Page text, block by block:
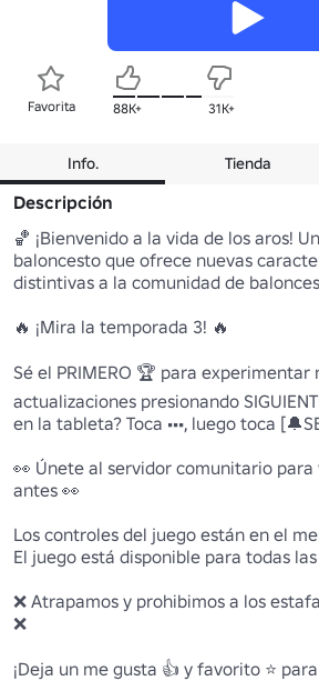
Favorita 88K+ 31K+
Info. Tienda
Descripción
🏀 ¡Bienvenido a la vida de los aros!
baloncesto que ofrece nuevas
distintivas a la comunidad de
🔥 ¡Mira la temporada 3! 🔥
Sé el PRIMERO 🏆 para experimentar
actualizaciones presionando
en la tableta? Toca •••, luego toca
👀 Únete al servidor comunitario
antes 👀
Los controles del juego están en el
El juego está disponible para todas
❌ Atrapamos y prohibimos a los
❌
¡Deja un me gusta 👍 y favorito ⭐